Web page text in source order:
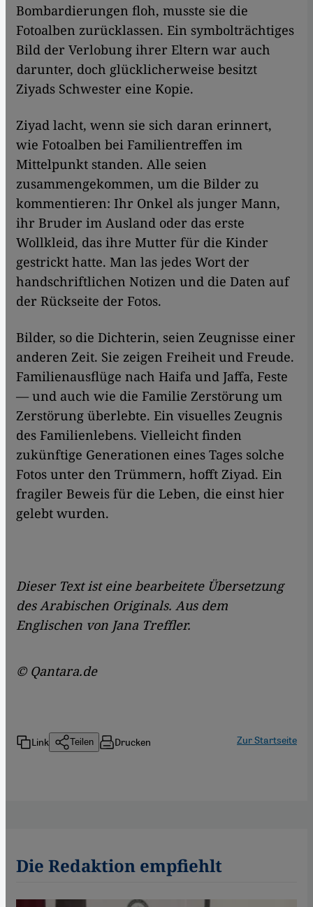
Bombardierungen floh, musste sie die
Fotoalben zurücklassen. Ein symbolträchtiges
Bild der Verlobung ihrer Eltern war auch
darunter, doch glücklicherweise besitzt
Ziyads Schwester eine Kopie.
Ziyad lacht, wenn sie sich daran erinnert,
wie Fotoalben bei Familientreffen im
Mittelpunkt standen. Alle seien
zusammengekommen, um die Bilder zu
kommentieren: Ihr Onkel als junger Mann,
ihr Bruder im Ausland oder das erste
Wollkleid, das ihre Mutter für die Kinder
gestrickt hatte. Man las jedes Wort der
handschriftlichen Notizen und die Daten auf
der Rückseite der Fotos.
Bilder, so die Dichterin, seien Zeugnisse einer
anderen Zeit. Sie zeigen Freiheit und Freude.
Familienausflüge nach Haifa und Jaffa, Feste
— und auch wie die Familie Zerstörung um
Zerstörung überlebte. Ein visuelles Zeugnis
des Familienlebens. Vielleicht finden
zukünftige Generationen eines Tages solche
Fotos unter den Trümmern, hofft Ziyad. Ein
fragiler Beweis für die Leben, die einst hier
gelebt wurden.
Dieser Text ist eine bearbeitete Übersetzung
des Arabischen Originals. Aus dem
Englischen von Jana Treffler.
© Qantara.de
Link Teilen Drucken Zur Startseite
Die Redaktion empfiehlt